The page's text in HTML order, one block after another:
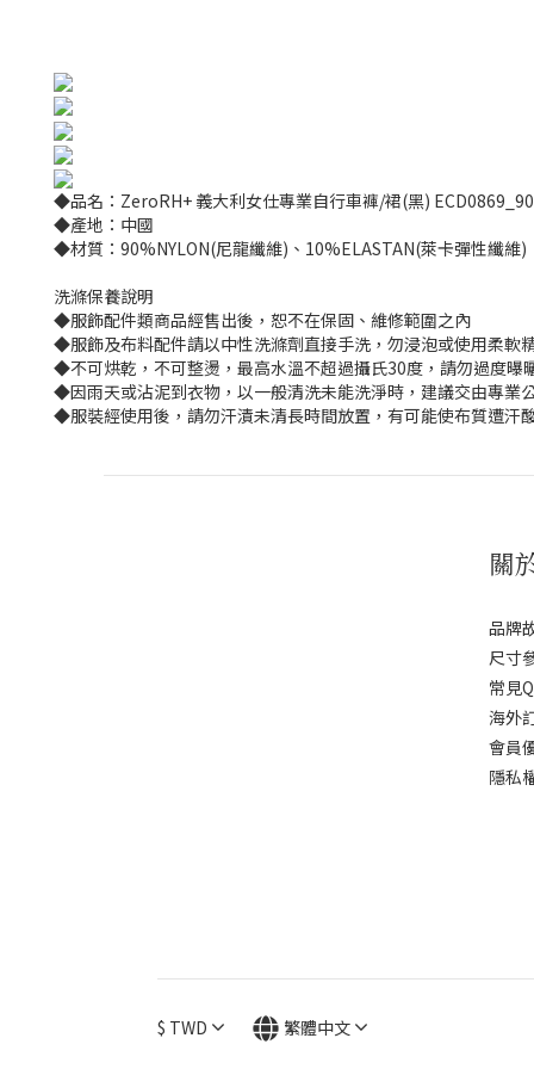
◆品名：ZeroRH+ 義大利女仕專業自行車褲/裙(黑)
◆產地：中國
◆材質：90%NYLON(尼龍纖維)、10%ELASTAN(萊卡彈性纖維)
洗滌保養說明
◆服飾配件類商品經售出後，恕不在保固、維修範圍之內
◆服飾及布料配件請以中性洗滌劑直接手洗，勿浸泡或使用柔軟
◆不可烘乾，不可整燙，最高水溫不超過攝氏30度，請勿過度曝
◆因雨天或沾泥到衣物，以一般清洗未能洗淨時，建議交由專業
◆服裝經使用後，請勿汗漬未清長時間放置，有可能使布質遭汗
關
品牌
尺寸
常見
海外
會員
隱私
$ TWD 繁體中文